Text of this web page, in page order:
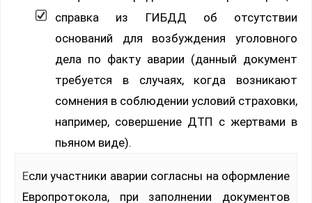
справка из ГИБДД об отсутствии
оснований для возбуждения уголовного
дела по факту аварии (данный документ
требуется в случаях, когда возникают
сомнения в соблюдении условий страховки,
например, совершение ДТП с жертвами в
пьяном виде).
Если участники аварии согласны на оформление
Европротокола, при заполнении документов